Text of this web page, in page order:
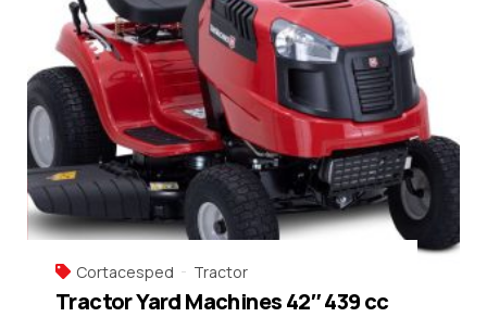
Cortacesped Tractor
Tractor Yard Machines 42″ 439 cc